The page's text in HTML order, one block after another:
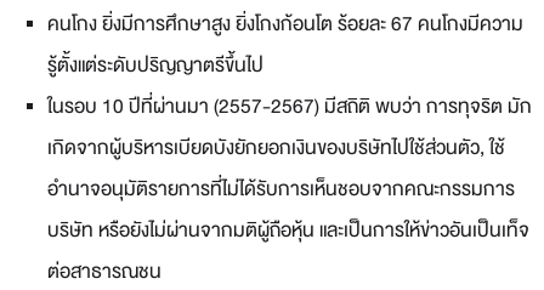
คนโกง ยิ่งมีการศึกษาสูง ยิ่งโกงก้อนโต ร้อยละ 67 คนโกงมีความ
รู้ตั้งแต่ระดับปริญญาตรีขึ้นไป
ในรอบ 10 ปีที่ผ่านมา (2557-2567) มีสถิติ พบว่า การทุจริต มัก
เกิดจากผู้บริหารเบียดบังยักยอกเงินของบริษัทไปใช้ส่วนตัว, ใช้
อำนาจอนุมัติรายการที่ไม่ได้รับการเห็นชอบจากคณะกรรมการ
บริษัท หรือยังไม่ผ่านจากมติผู้ถือหุ้น และเป็นการให้ข่าวอันเป็นเท็จ
ต่อสาธารณชน